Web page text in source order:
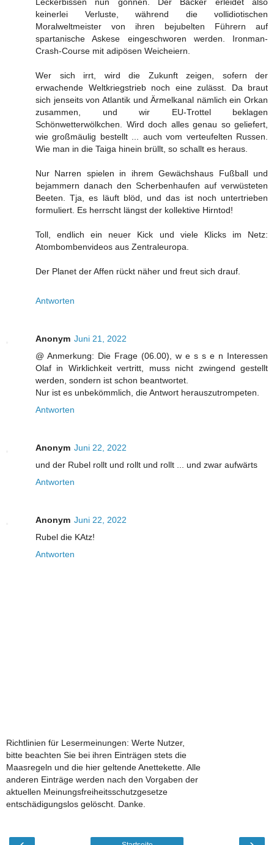
keinerlei Verluste, während die vollidiotischen
Moralweltmeister von ihren bejubelten Führern auf
spartanische Askese eingeschworen werden. Ironman-
Crash-Course mit adipösen Weicheiern.
Wer sich irrt, wird die Zukunft zeigen, sofern der
erwachende Weltkriegstrieb noch eine zulässt. Da braut
sich jenseits von Atlantik und Ärmelkanal nämlich ein Orkan
zusammen, und wir EU-Trottel beklagen
Schönwetterwölkchen. Wird doch alles genau so geliefert,
wie großmäulig bestellt ... auch vom verteufelten Russen.
Wie man in die Taiga hinein brüllt, so schallt es heraus.
Nur Narren spielen in ihrem Gewächshaus Fußball und
bejammern danach den Scherbenhaufen auf verwüsteten
Beeten. Tja, es läuft blöd, und das ist noch untertrieben
formuliert. Es herrscht längst der kollektive Hirntod!
Toll, endlich ein neuer Kick und viele Klicks im Netz:
Atombombenvideos aus Zentraleuropa.
Der Planet der Affen rückt näher und freut sich drauf.
Antworten
Anonym Juni 21, 2022
@ Anmerkung: Die Frage (06.00), w e s s e n Interessen
Olaf in Wirklichkeit vertritt, muss nicht zwingend gestellt
werden, sondern ist schon beantwortet.
Nur ist es unbekömmlich, die Antwort herauszutrompeten.
Antworten
Anonym Juni 22, 2022
und der Rubel rollt und rollt und rollt ... und zwar aufwärts
Antworten
Anonym Juni 22, 2022
Rubel die KAtz!
Antworten
Richtlinien für Lesermeinungen: Werte Nutzer,
bitte beachten Sie bei ihren Einträgen stets die
Maasregeln und die hier geltende Anettekette. Alle
anderen Einträge werden nach den Vorgaben der
aktuellen Meinungsfreiheitsschutzgesetze
entschädigungslos gelöscht. Danke.